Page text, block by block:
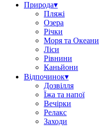
Природа▾
Пляжі
Озера
Річки
Моря та Океани
Ліси
Рівнини
Каньйони
Відпочинок▾
Дозвілля
Їжа та напої
Вечірки
Релакс
Заходи